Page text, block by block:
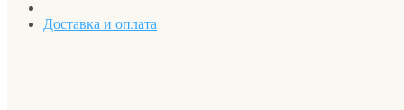
Доставка и оплата